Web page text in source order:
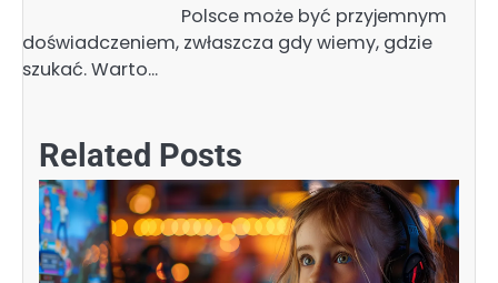
Polsce może być przyjemnym
doświadczeniem, zwłaszcza gdy wiemy, gdzie
szukać. Warto…
Related Posts